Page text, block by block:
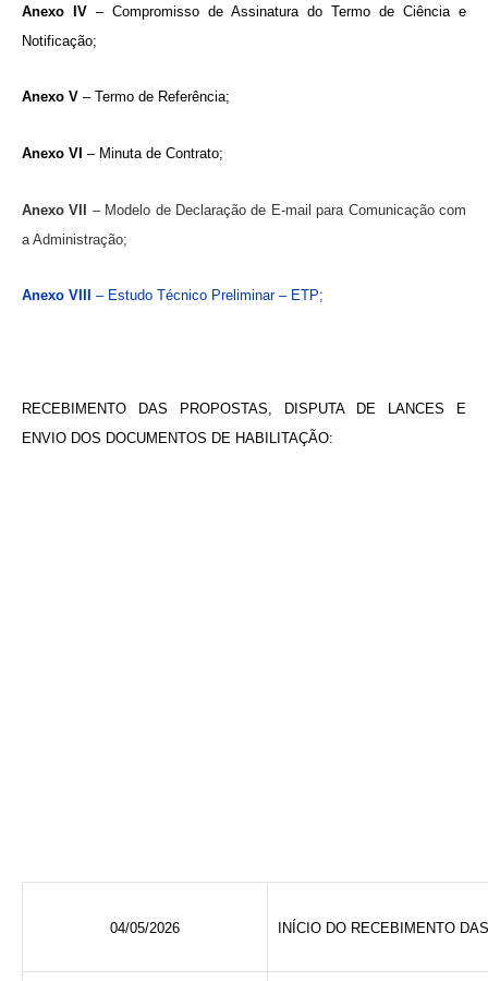
Anexo IV – Compromisso de Assinatura do Termo de Ciência e
Notificação;
Anexo V – Termo de Referência;
Anexo VI – Minuta de Contrato;
Anexo VII – Modelo de Declaração de E-mail para Comunicação com
a Administração;
Anexo VIII – Estudo Técnico Preliminar – ETP;
RECEBIMENTO DAS PROPOSTAS, DISPUTA DE LANCES E
ENVIO DOS DOCUMENTOS DE HABILITAÇÃO:
04/05/2026 INÍCIO DO RECEBIMENTO